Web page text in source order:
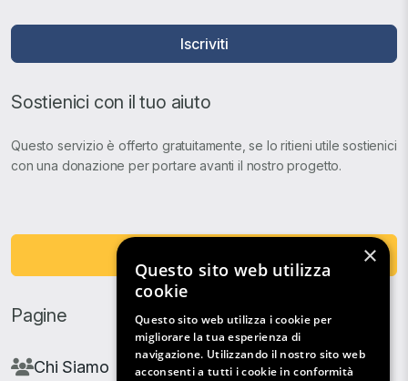
Iscriviti
Sostienici con il tuo aiuto
Questo servizio è offerto gratuitamente, se lo ritieni utile sostienici
con una donazione per portare avanti il nostro progetto.
Pagine
Chi Siamo
×
Questo sito web utilizza
cookie
Questo sito web utilizza i cookie per
migliorare la tua esperienza di
navigazione. Utilizzando il nostro sito web
acconsenti a tutti i cookie in conformità